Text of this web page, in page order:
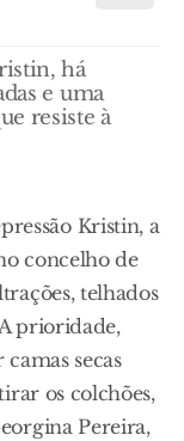
há
e uma
resiste à
Kristin, a
concelho de
telhados
prioridade,
secas
os colchões,
Pereira,